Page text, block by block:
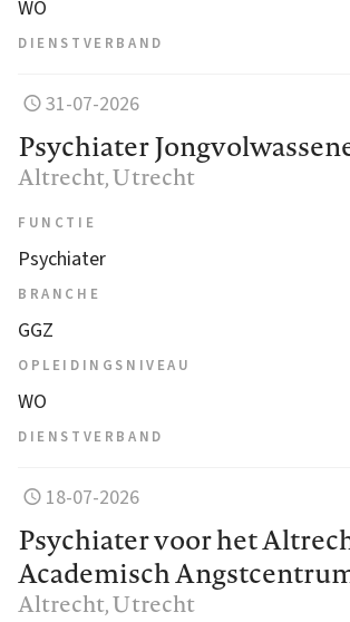
WO
DIENSTVERBAND
31-07-2026
Psychiater
Altrecht, Utrecht
FUNCTIE
Psychiater
BRANCHE
GGZ
OPLEIDINGSNIVEAU
WO
DIENSTVERBAND
18-07-2026
Psychiater voor het
Academisch
Altrecht, Utrecht